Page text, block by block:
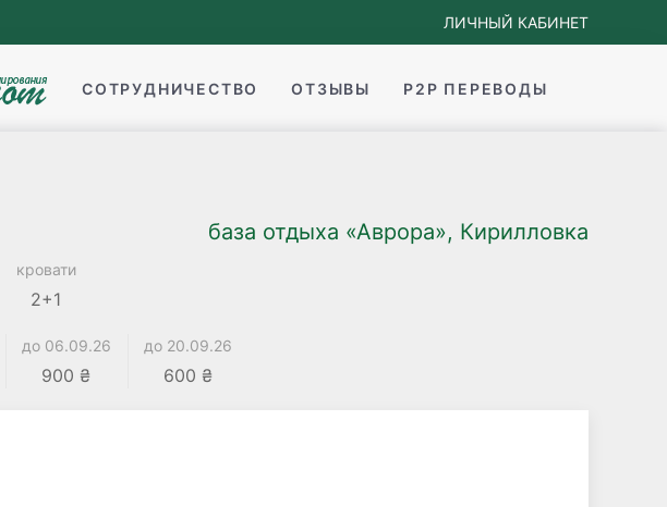
ЛИЧНЫЙ КАБИНЕТ
СОТРУДНИЧЕСТВО ОТЗЫВЫ P2P ПЕРЕВОДЫ
база отдыха «Аврора», Кирилловка
кровати
2+1
до 06.09.26
900 ₴
до 20.09.26
600 ₴